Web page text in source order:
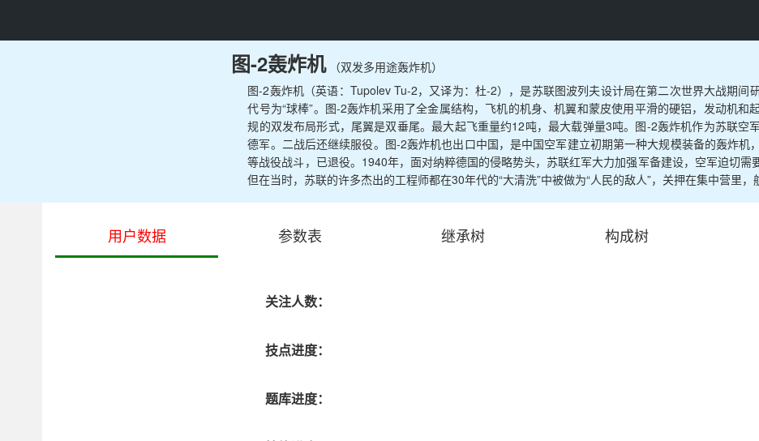
图-2轰炸机
（双发多用途轰炸机）
图-2轰炸机（英语：Tupolev Tu-2，又译为：杜-2），是苏联图波列夫设计局在第二次世界大战期间
代号为“球棒”。图-2轰炸机采用了全金属结构，飞机的机身、机翼和蒙皮使用平滑的硬铝，发动机和
规的双发布局形式，尾翼是双垂尾。最大起飞重量约12吨，最大载弹量3吨。图-2轰炸机作为苏联空
德军。二战后还继续服役。图-2轰炸机也出口中国，是中国空军建立初期第一种大规模装备的轰炸机
等战役战斗，已退役。1940年，面对纳粹德国的侵略势头，苏联红军大力加强军备建设，空军迫切需
但在当时，苏联的许多杰出的工程师都在30年代的“大清洗”中被做为“人民的敌人”，关押在集中营里，
用户数据 参数表 继承树 构成树
关注人数：
技点进度：
题库进度：